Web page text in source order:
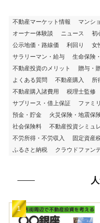
不動産マーケット情報 マンシ
オーナー体験談
ニュース 初
公示地価・路線価
利回り 女
サラリーマン・給与
生命保険
不動産投資のメリット
贈与・
よくある質問
不動産購入 所
不動産購入諸費用
税理士監修
サブリース・借上保証
ファミ
預金・貯金
火災保険・地震保
社会保険料
不動産投資シミュ
不労所得・不労収入
固定資産
ふるさと納税
クラウドファン